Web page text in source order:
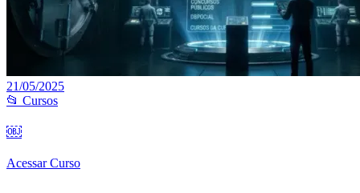
21/05/2025
📂 Cursos
￼
Acessar Curso